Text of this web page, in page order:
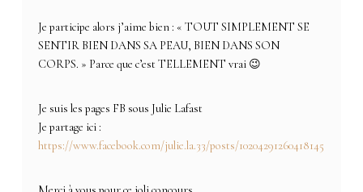
Je participe alors j’aime bien : « TOUT SIMPLEMENT SE
SENTIR BIEN DANS SA PEAU, BIEN DANS SON
CORPS. » Parce que c’est TELLEMENT vrai 😉
Je suis les pages FB sous Julie Lafast
Je partage ici :
https://www.facebook.com/julie.la.33/posts/10204291260418145